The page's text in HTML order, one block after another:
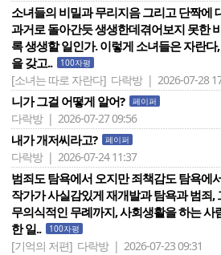
소녀들의 비밀과 무리지음 그리고 단짝에
과거로 돌아간듯 생생한데겪어보지 못한
록 생생할 일인가. 이렇게 소녀들은 자란
을 갖고..
100자평
[소녀는 따로 자란다] 다락방 | 2026-07-28
니가 그걸 어떻게 알어? 페이퍼
다락방 | 2026-07-27 09:56
내가 개저씨라고? 페이퍼
다락방 | 2026-07-24 11:37
범죄도 탐욕에서 오지만 죄책감도 탐욕에
작가가 사실감있게 재개발과 탐욕과 범죄,
무의식적인 무례까지, 사회생활을 하는 사
한 일..
100자평
[기억의 저편] 다락방 | 2026-07-23 09:31